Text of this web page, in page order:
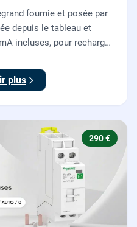
fournie et posée par
depuis le tableau et
incluses, pour recharger
plus
290 €